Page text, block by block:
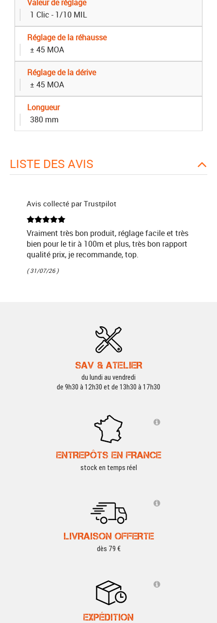
Valeur de réglage
1 Clic - 1/10 MIL
Réglage de la réhausse
± 45 MOA
Réglage de la dérive
± 45 MOA
Longueur
380 mm
LISTE DES AVIS
Avis collecté par Trustpilot
Vraiment très bon produit, réglage facile et très
bien pour le tir à 100m et plus, très bon rapport
qualité prix, je recommande, top.
( 31/07/26 )
SAV & ATELIER
du lundi au vendredi
de 9h30 à 12h30 et de 13h30 à 17h30
ENTREPÔTS EN FRANCE
stock en temps réel
LIVRAISON OFFERTE
dès 79 €
EXPÉDITION